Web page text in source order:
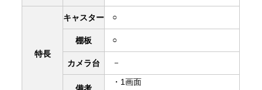
特長
キャスター ○
棚板 ○
カメラ台 －
・1画面